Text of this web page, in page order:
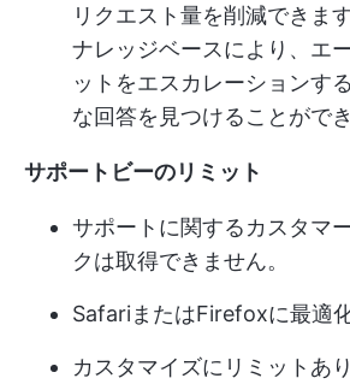
リクエスト量を削減できま
ナレッジベースにより、エ
ットをエスカレーションす
な回答を見つけることができ
サポートビーのリミット
サポートに関するカスタマ
クは取得できません。
SafariまたはFirefoxに最適
カスタマイズにリミットあり